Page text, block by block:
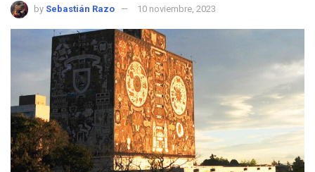
by Sebastián Razo 10 noviembre, 2023